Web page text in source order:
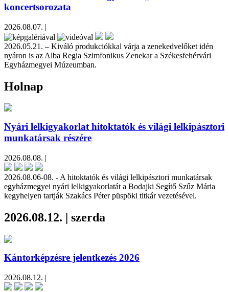
koncertsorozata
2026.08.07. |
2026.05.21. – Kiváló produkciókkal várja a zenekedvelőket idén
nyáron is az Alba Regia Szimfonikus Zenekar a Székesfehérvári
Egyházmegyei Múzeumban.
Holnap
Nyári lelkigyakorlat hitoktatók és világi lelkipásztori
munkatársak részére
2026.08.08. |
2026.08.06-08. - A hitoktatók és világi lelkipásztori munkatársak
egyházmegyei nyári lelkigyakorlatát a Bodajki Segítő Szűz Mária
kegyhelyen tartják Szakács Péter püspöki titkár vezetésével.
2026.08.12. | szerda
Kántorképzésre jelentkezés 2026
2026.08.12. |